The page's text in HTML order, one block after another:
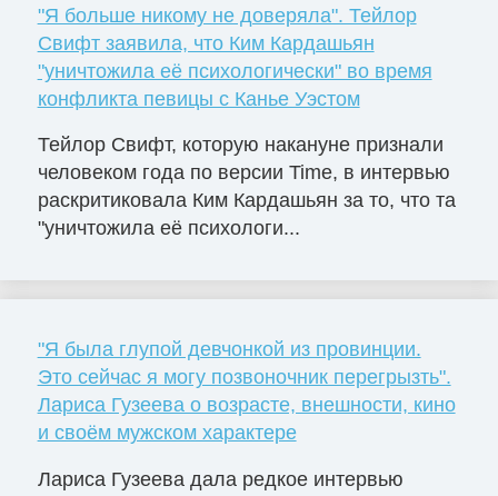
"Я больше никому не доверяла". Тейлор
Свифт заявила, что Ким Кардашьян
"уничтожила её психологически" во время
конфликта певицы с Канье Уэстом
Тейлор Свифт, которую накануне признали
человеком года по версии Time, в интервью
раскритиковала Ким Кардашьян за то, что та
"уничтожила её психологи...
"Я была глупой девчонкой из провинции.
Это сейчас я могу позвоночник перегрызть".
Лариса Гузеева о возрасте, внешности, кино
и своём мужском характере
Лариса Гузеева дала редкое интервью